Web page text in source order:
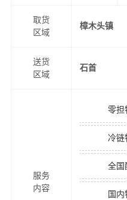
取货
区域
樟木头镇
送货
区域
石首
服务
内容
零担
冷链
全国
国内